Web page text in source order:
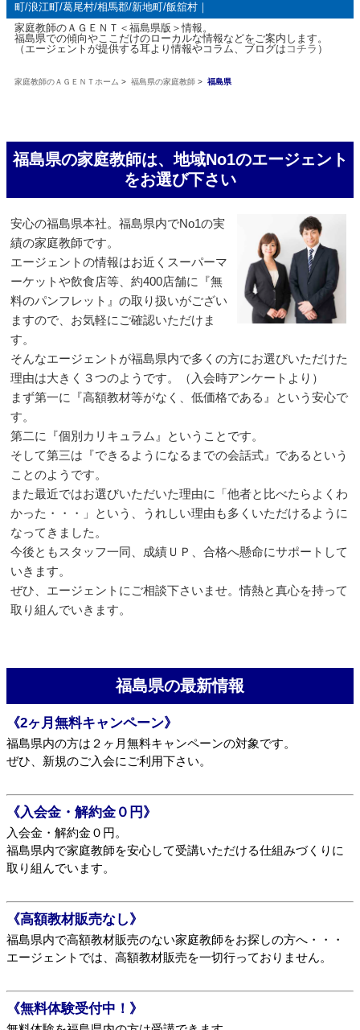
町/浪江町/葛尾村/相馬郡/新地町/飯舘村｜
家庭教師のＡＧＥＮＴ＜福島県版＞情報。
福島県での傾向やここだけのローカルな情報などをご案内します。
（エージェントが提供する耳より情報やコラム、ブログは コチラ ）
家庭教師のＡＧＥＮＴホーム > 福島県の家庭教師 > 福島県
福島県の家庭教師は、地域No1のエージェント
をお選び下さい
安心の福島県本社。福島県内でNo1の実
績の家庭教師です。
エージェントの情報はお近くスーパーマ
ーケットや飲食店等、約400店舗に『無
料のパンフレット』の取り扱いがござい
ますので、お気軽にご確認いただけま
す。
そんなエージェントが福島県内で多くの方にお選びいただけた
理由は大きく３つのようです。（入会時アンケートより）
まず第一に『高額教材等がなく、低価格である』という安心で
す。
第二に『個別カリキュラム』ということです。
そして第三は『できるようになるまでの会話式』であるという
ことのようです。
また最近ではお選びいただいた理由に「他者と比べたらよくわ
かった・・・」という、うれしい理由も多くいただけるように
なってきました。
今後ともスタッフ一同、成績ＵＰ、合格へ懸命にサポートして
いきます。
ぜひ、エージェントにご相談下さいませ。情熱と真心を持って
取り組んでいきます。
福島県の最新情報
《2ヶ月無料キャンペーン》
福島県内の方は２ヶ月無料キャンペーンの対象です。
ぜひ、新規のご入会にご利用下さい。
《入会金・解約金０円》
入会金・解約金０円。
福島県内で家庭教師を安心して受講いただける仕組みづくりに
取り組んでいます。
《高額教材販売なし》
福島県内で高額教材販売のない家庭教師をお探しの方へ・・・
エージェントでは、高額教材販売を一切行っておりません。
《無料体験受付中！》